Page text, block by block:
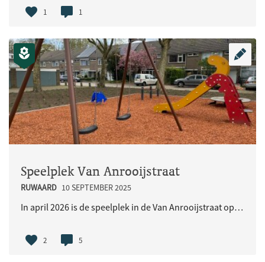
1 1
Speelplek Van Anrooijstraat
RUWAARD 10 SEPTEMBER 2025
In april 2026 is de speelplek in de Van Anrooijstraat opgeknapt. De Wijkraad Ruwaard en gemeente O..
2 5